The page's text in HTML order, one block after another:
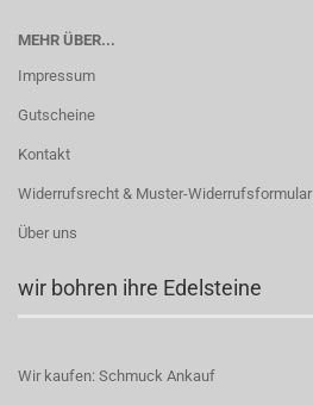
MEHR ÜBER...
Impressum
Gutscheine
Kontakt
Widerrufsrecht & Muster-Widerrufsformular
Über uns
wir bohren ihre Edelsteine
Wir kaufen: Schmuck Ankauf